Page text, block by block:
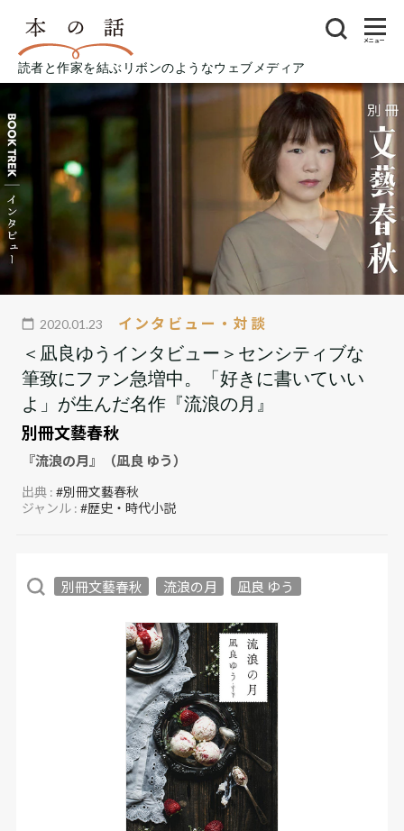
読者と作家を結ぶリボンのようなウェブメディア
メニュー
2020.01.23 インタビュー・対談
＜凪良ゆうインタビュー＞センシティブな
筆致にファン急増中。「好きに書いていい
よ」が生んだ名作『流浪の月』
別冊文藝春秋
『流浪の月』（凪良 ゆう）
出典 :#別冊文藝春秋
ジャンル :#歴史・時代小説
別冊文藝春秋 流浪の月 凪良 ゆう